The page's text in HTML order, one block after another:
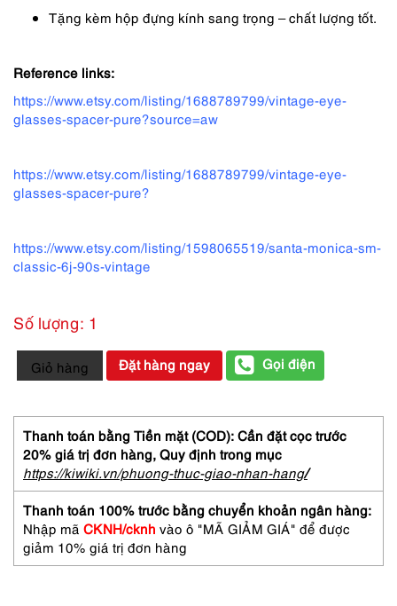
Tặng kèm hộp đựng kính sang trọng – chất lượng tốt.
Reference links:
https://www.etsy.com/listing/1688789799/vintage-eye-
glasses-spacer-pure?source=aw
https://www.etsy.com/listing/1688789799/vintage-eye-
glasses-spacer-pure?
https://www.etsy.com/listing/1598065519/santa-monica-sm-
classic-6j-90s-vintage
Số lượng: 1
5607-
Gọng
nữ-
Mới/chưa
sử
dụng-
SPACER
952
Pure
Titanium
eyeglasses
Giỏ hàng Đặt hàng ngay Gọi điện
Thanh toán bằng Tiền mặt (COD): Cần đặt cọc trước
20% giá trị đơn hàng, Quy định trong mục
https://kiwiki.vn/phuong-thuc-giao-nhan-hang/
Thanh toán 100% trước bằng chuyển khoản ngân hàng:
Nhập mã CKNH/cknh vào ô "MÃ GIẢM GIÁ" để được
giảm 10% giá trị đơn hàng